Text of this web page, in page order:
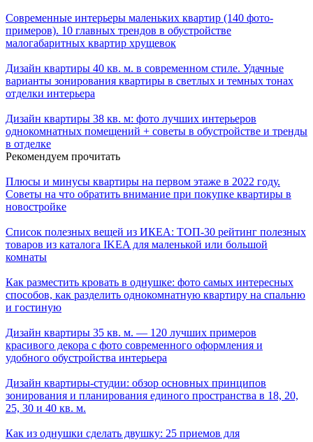
Современные интерьеры маленьких квартир (140 фото-
примеров). 10 главных трендов в обустройстве
малогабаритных квартир хрущевок
Дизайн квартиры 40 кв. м. в современном стиле. Удачные
варианты зонирования квартиры в светлых и темных тонах
отделки интерьера
Дизайн квартиры 38 кв. м: фото лучших интерьеров
однокомнатных помещений + советы в обустройстве и тренды
в отделке
Рекомендуем прочитать
Плюсы и минусы квартиры на первом этаже в 2022 году.
Советы на что обратить внимание при покупке квартиры в
новостройке
Список полезных вещей из ИКЕА: ТОП-30 рейтинг полезных
товаров из каталога IKEA для маленькой или большой
комнаты
Как разместить кровать в однушке: фото самых интересных
способов, как разделить однокомнатную квартиру на спальню
и гостиную
Дизайн квартиры 35 кв. м. — 120 лучших примеров
красивого декора с фото современного оформления и
удобного обустройства интерьера
Дизайн квартиры-студии: обзор основных принципов
зонирования и планирования единого пространства в 18, 20,
25, 30 и 40 кв. м.
Как из однушки сделать двушку: 25 приемов для